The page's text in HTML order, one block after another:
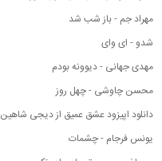
مهراد جم - باز شب شد
شدو - ای وای
مهدی جهانی - دیوونه بودم
محسن چاوشی - چهل روز
دانلود اپیزود عشق عمیق از دیجی شاهین
یونس فرجام - چشمات